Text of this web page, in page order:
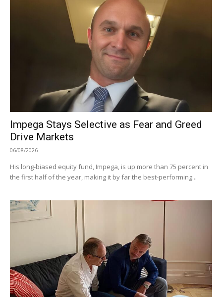
Impega Stays Selective as Fear and Greed
Drive Markets
06/08/2026
His long-biased equity fund, Impega, is up more than 75 percent in
the first half of the year, making it by far the best-performing...